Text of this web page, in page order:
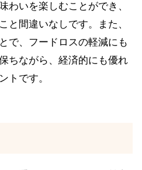
わいを楽しむことができ、
と間違いなしです。また、
で、フードロスの軽減にも
ちながら、経済的にも優れ
トです。